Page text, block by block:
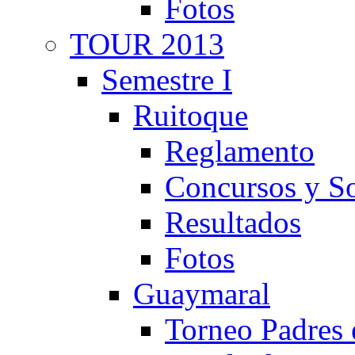
Fotos
TOUR 2013
Semestre I
Ruitoque
Reglamento
Concursos y
Resultados
Fotos
Guaymaral
Torneo